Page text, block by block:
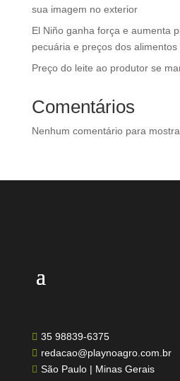
sua imagem no exterior
El Niño ganha força e aumenta
pecuária e preços dos alimentos
Preço do leite ao produtor se
Comentários
Nenhum comentário para
 35 98839-6375
 redacao@playnoagro.com.br
 São Paulo | Minas Gerais